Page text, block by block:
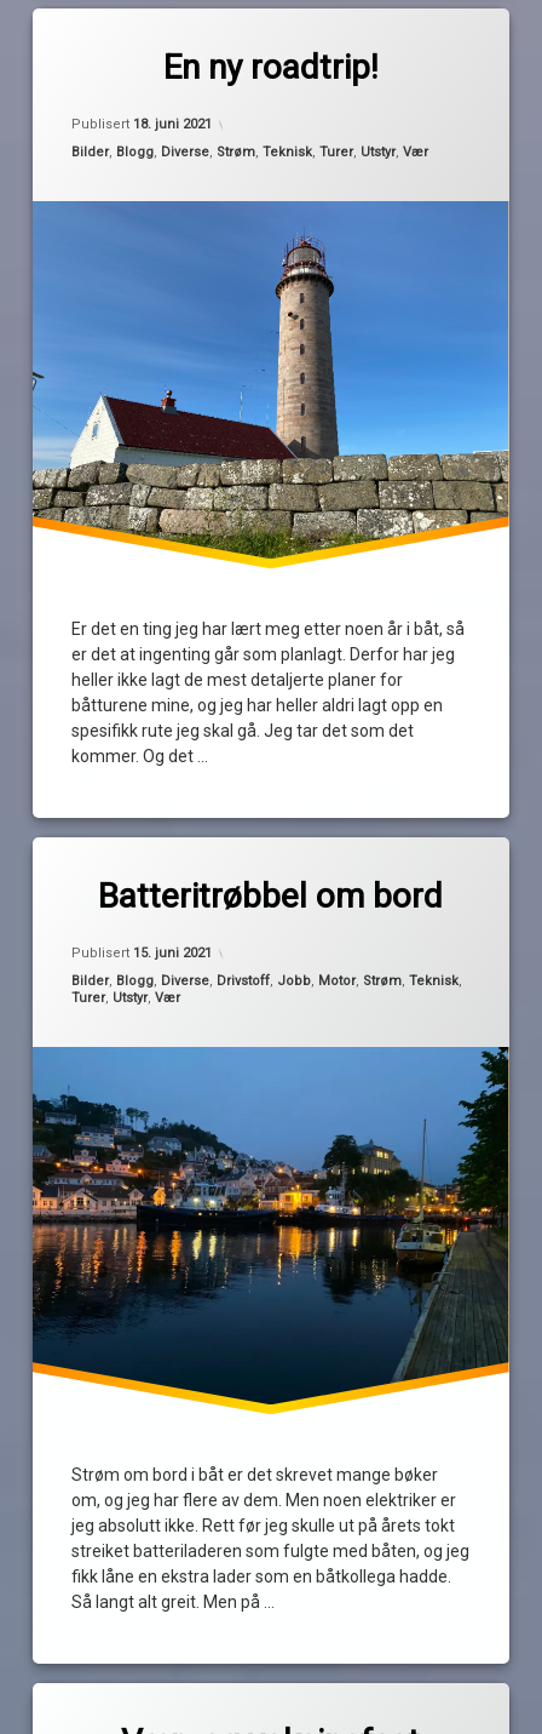
En ny roadtrip!
Publisert 18. juni 2021
Kategorier:
Bilder, Blogg, Diverse, Strøm,Teknisk,Turer, Utstyr,Vær
Er det en ting jeg har lært meg etter noen år i båt, så
er det at ingenting går som planlagt. Derfor har jeg
heller ikke lagt de mest detaljerte planer for
båtturene mine, og jeg har heller aldri lagt opp en
spesifikk rute jeg skal gå. Jeg tar det som det
kommer. Og det …
Farsund
framvaren
Batteritrøbbel om bord
Publisert 15. juni 2021
Kategorier:
Bilder, Blogg, Diverse, Drivstoff, Jobb, Motor, Strøm,Teknisk,
Turer, Utstyr,Vær
Strøm om bord i båt er det skrevet mange bøker
om, og jeg har flere av dem. Men noen elektriker er
jeg absolutt ikke. Rett før jeg skulle ut på årets tokt
streiket batteriladeren som fulgte med båten, og jeg
fikk låne en ekstra lader som en båtkollega hadde.
Så langt alt greit. Men på …
batterilader
drivstoff
Farsund